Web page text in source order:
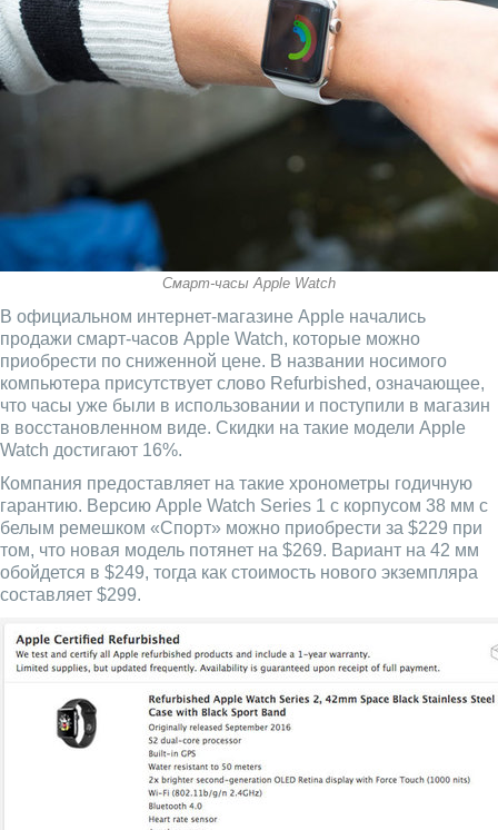
Смарт-часы Apple Watch
В официальном интернет-магазине Apple начались
продажи смарт-часов Apple Watch, которые можно
приобрести по сниженной цене. В названии носимого
компьютера присутствует слово Refurbished, означающее,
что часы уже были в использовании и поступили в магазин
в восстановленном виде. Скидки на такие модели Apple
Watch достигают 16%.
Компания предоставляет на такие хронометры годичную
гарантию. Версию Apple Watch Series 1 с корпусом 38 мм с
белым ремешком «Спорт» можно приобрести за $229 при
том, что новая модель потянет на $269. Вариант на 42 мм
обойдется в $249, тогда как стоимость нового экземпляра
составляет $299.